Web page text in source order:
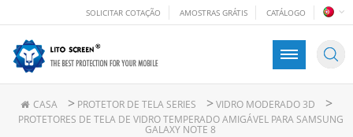
SOLICITAR COTAÇÃO AMOSTRAS GRÁTIS CATÁLOGO
CASA > PROTETOR DE TELA SERIES >VIDRO MODERADO 3D >
PROTETORES DE TELA DE VIDRO TEMPERADO AMIGÁVEL PARA SAMSUNG
GALAXY NOTE 8